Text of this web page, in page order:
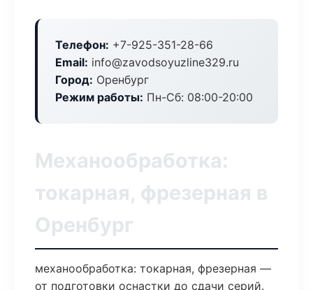
Телефон: +7-925-351-28-66
Email: info@zavodsoyuzline329.ru
Город: Оренбург
Режим работы: Пн-Сб: 08:00-20:00
Механообработка:
токарная, фрезерная в
Оренбург
механообработка: токарная, фрезерная —
от подготовки оснастки до сдачи серий.